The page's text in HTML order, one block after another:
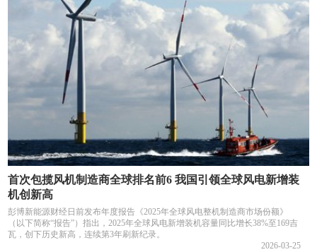
首次包揽风机制造商全球排名前6 我国引领全球风电新增装
机创新高
彭博新能源财经日前发布年度报告《2025年全球风电整机制造商市场份额》
（以下简称“报告”）指出，2025年全球风电新增装机容量同比增长38%至169吉
瓦，创下历史新高，连续第3年刷新纪录。
2026-03-25